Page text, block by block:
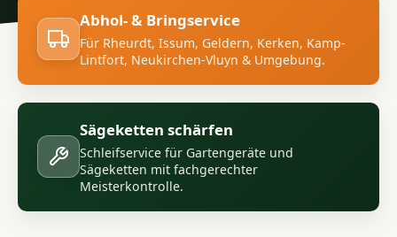
Abhol- & Bringservice
Für Rheurdt, Issum, Geldern, Kerken, Kamp-
Lintfort, Neukirchen-Vluyn & Umgebung.
Sägeketten schärfen
Schleifservice für Gartengeräte und
Sägeketten mit fachgerechter
Meisterkontrolle.